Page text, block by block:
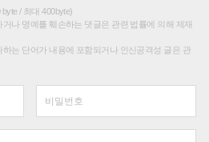
/ 최대 400byte)
나 명예를 훼손하는 댓글은 관련 법률에 의해 제재
는 단어가 내용에 포함되거나 인신공격성 글은 관